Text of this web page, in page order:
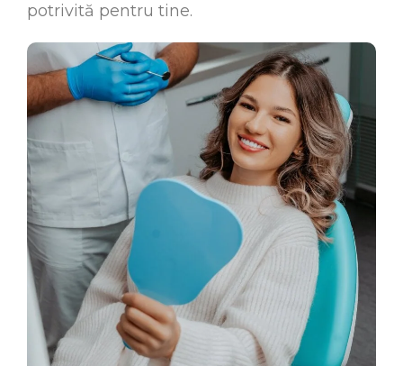
potrivită pentru tine.